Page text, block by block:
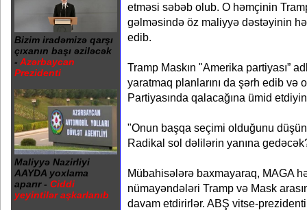
Bizim iradəmizə qarşı
çıxanın başı əziləcək
- Azərbaycan
Prezidenti
Maliyyə Nazirliyi
AAYDA yoxlama
aparır - Ciddi
yeyintilər aşkarlanıb
etməsi səbəb olub. O həmçinin
gəlməsində öz maliyyə dəstəyinin
edib.
Tramp Maskın "Amerika partiyası”
yaratmaq planlarını da şərh edib və
Partiyasında qalacağına ümid
"Onun başqa seçimi olduğunu
Radikal sol dəlilərin yanına
Mübahisələrə baxmayaraq, MAGA
nümayəndələri Tramp və Mask
davam etdirirlər. ABŞ vitse-